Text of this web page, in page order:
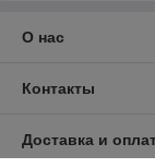
О нас
Контакты
Доставка и